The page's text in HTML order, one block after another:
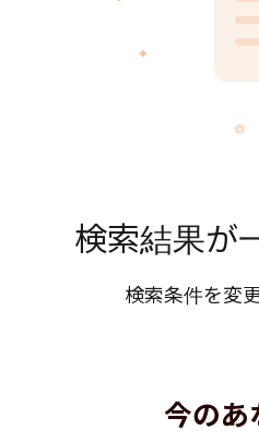
検索結果が
検索条件を変
今のあ